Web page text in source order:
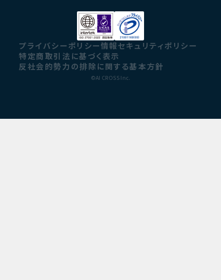
プライバシーポリシー情報セキュリティポリシー
特定商取引法に基づく表示
反社会的勢力の排除に関する基本方針
©AI CROSS Inc.